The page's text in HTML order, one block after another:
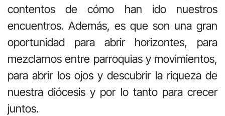
contentos de cómo han ido nuestros
encuentros. Además, es que son una gran
oportunidad para abrir horizontes, para
mezclarnos entre parroquias y movimientos,
para abrir los ojos y descubrir la riqueza de
nuestra diócesis y por lo tanto para crecer
juntos.